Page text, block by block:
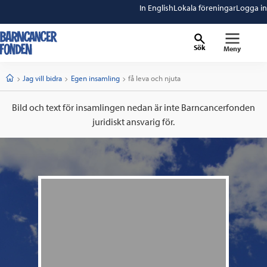
In EnglishLokala föreningarLogga in
Sök Meny
StartJag vill bidra Egen insamling Current:
få leva och njuta
Bild och text för insamlingen nedan är inte Barncancerfonden
juridiskt ansvarig för.